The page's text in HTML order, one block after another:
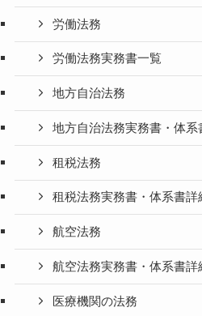
労働法務
労働法務実務書一覧
地方自治法務
地方自治法務実務書・体系
租税法務
租税法務実務書・体系書詳
航空法務
航空法務実務書・体系書詳
医療機関の法務